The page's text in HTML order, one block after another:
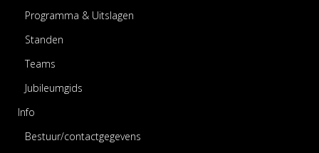
Programma & Uitslagen
Standen
Teams
Jubileumgids
Info
Bestuur/contactgegevens